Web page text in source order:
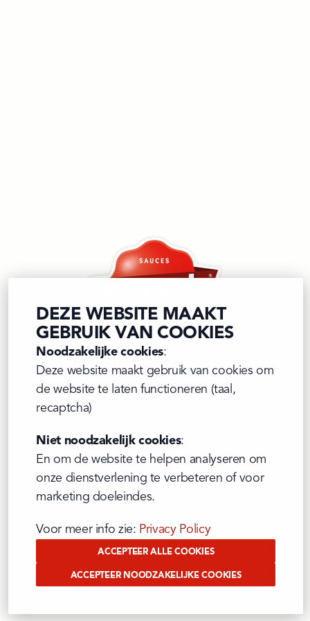
Er is iets misgelopen
Quelque chose s'est mal passé
Something went wrong
DEZE WEBSITE MAAKT
GEBRUIK VAN COOKIES
Noodzakelijke cookies:
Deze website maakt gebruik van cookies om
de website te laten functioneren (taal,
recaptcha)
Niet noodzakelijk cookies:
En om de website te helpen analyseren om
onze dienstverlening te verbeteren of voor
marketing doeleindes.
Voor meer info zie: Privacy Policy
ACCEPTEER ALLE COOKIES
ACCEPTEER NOODZAKELIJKE COOKIES